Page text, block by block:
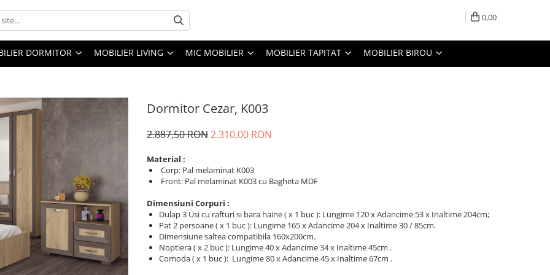
0,00
DORMITOR MOBILIER LIVING MIC MOBILIER MOBILIER TAPITAT MOBILIER BIROU
Dormitor Cezar, K003
2.887,50 RON2.310,00 RON
Material :
Corp: Pal melaminat K003
Front: Pal melaminat K003 cu Bagheta MDF
Dimensiuni Corpuri :
Dulap 3 Usi cu rafturi si bara haine ( x 1 buc ): Lungime 120 x Adancime 53 x Inaltime 204cm;
Pat 2 persoane ( x 1 buc ): Lungime 165 x Adancime 204 x Inaltime 30 / 85cm.
Dimensiune saltea compatibila 160x200cm.
Noptiera ( x 2 buc ): Lungime 40 x Adancime 34 x Inaltime 45cm .
Comoda ( x 1 buc ): Lungime 80 x Adancime 45 x Inaltime 67cm .